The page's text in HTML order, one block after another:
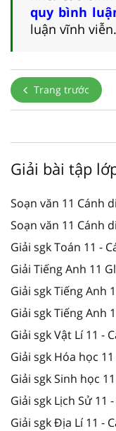
quy bình
luận vĩnh viễn.
Trang trước
Giải bài tập
Soạn văn 11 Cánh
Soạn văn 11 Cánh
Giải sgk Toán 11 -
Giải Tiếng Anh 11
Giải sgk Tiếng Anh
Giải sgk Tiếng Anh
Giải sgk Vật Lí 11 -
Giải sgk Hóa học
Giải sgk Sinh học
Giải sgk Lịch Sử 11
Giải sgk Địa Lí 11 -